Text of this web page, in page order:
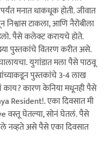
मनात धाकधूक होती. जीवात
निश्वास टाकला, आणि नैरोबीला
पैसे कलेक्ट करायचे होते.
पुस्तकांचे वितरण करीत असे.
युगांडात मला पैसे पाठवू
पुस्तकांचे 3-4 लाख
काय? कारण केनिया मधूनही पैसे
Resident!. एका दिवसात मी
वस्तू घेतल्या, सोनं घेतलं. पैसे
नव्हते असे पैसे एका दिवसात